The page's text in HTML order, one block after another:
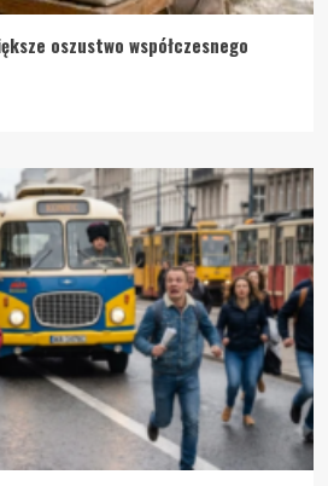
oszustwo współczesnego